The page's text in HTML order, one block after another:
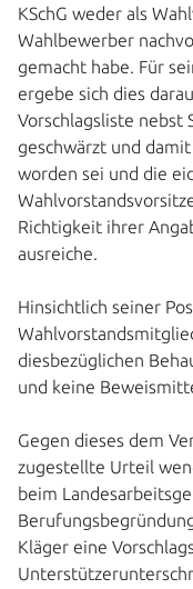
KSchG weder als
Wahlbewerber
gemacht habe. Für
ergebe sich dies
Vorschlagsliste
geschwärzt und
worden sei und die
Richtigkeit ihrer
ausreiche.
Hinsichtlich seiner
diesbezüglichen
und keine
Gegen dieses dem
zugestellte Urteil
beim
Kläger eine